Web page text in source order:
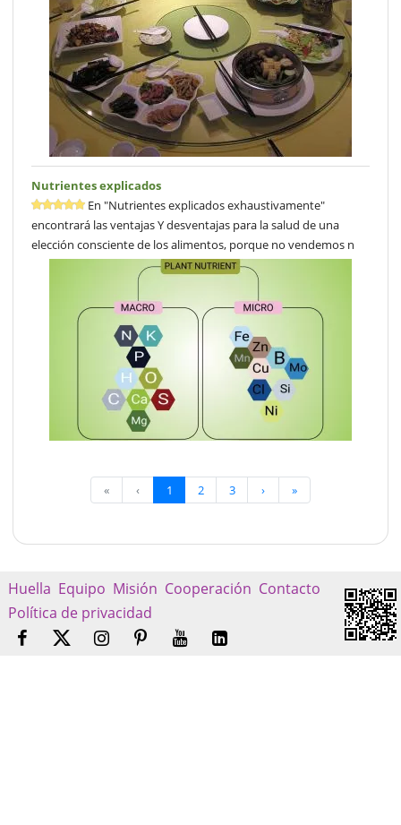
Nutrientes explicados
En "Nutrientes explicados exhaustivamente"
encontrará las ventajas Y desventajas para la salud de una
elección consciente de los alimentos, porque no vendemos n
« ‹ 1 2 3 › »
Huella Equipo Misión Cooperación Contacto
Política de privacidad